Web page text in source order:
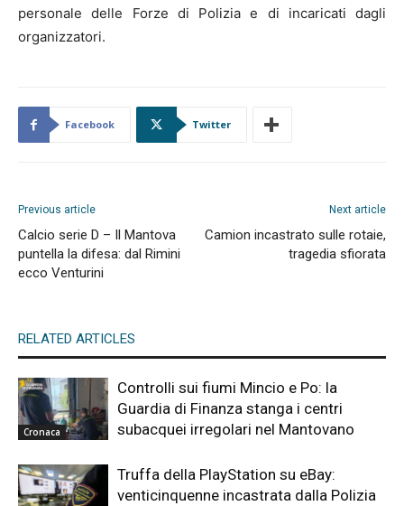
personale delle Forze di Polizia e di incaricati dagli
organizzatori.
Facebook Twitter
Previous article
Calcio serie D – Il Mantova
puntella la difesa: dal Rimini
ecco Venturini
Next article
Camion incastrato sulle rotaie,
tragedia sfiorata
RELATED ARTICLES
Cronaca
Controlli sui fiumi Mincio e Po: la
Guardia di Finanza stanga i centri
subacquei irregolari nel Mantovano
Truffa della PlayStation su eBay:
venticinquenne incastrata dalla Polizia